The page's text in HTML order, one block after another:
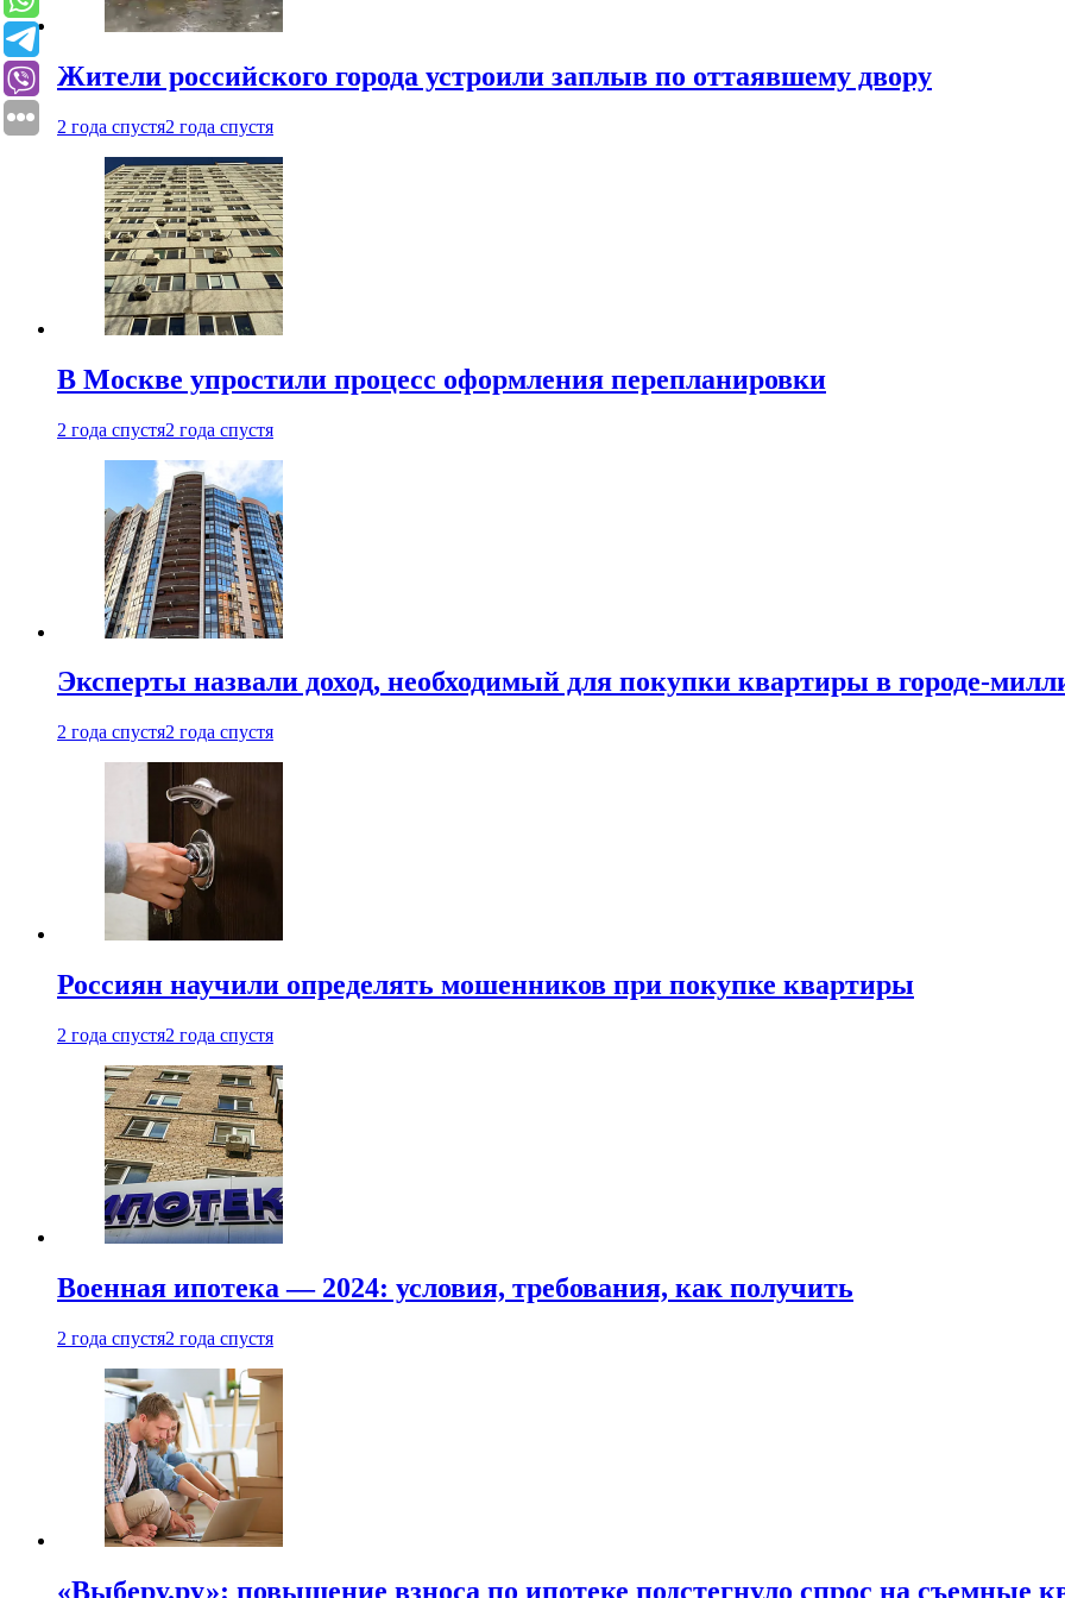
Жители российского города устроили заплыв по оттаявшему двору
2 года спустя2 года спустя
В Москве упростили процесс оформления перепланировки
2 года спустя2 года спустя
Эксперты назвали доход, необходимый для покупки квартиры в городе-
2 года спустя2 года спустя
Россиян научили определять мошенников при покупке квартиры
2 года спустя2 года спустя
Военная ипотека — 2024: условия, требования, как получить
2 года спустя2 года спустя
«Выберу.ру»: повышение взноса по ипотеке подстегнуло спрос на съемные